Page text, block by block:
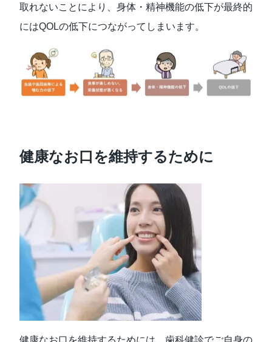
取れないことにより、身体・精神機能の低下が最終的
にはQOLの低下につながってしまいます。
健康なお口を維持するために
健康なお口を維持するためには、歯科健診でご自身の